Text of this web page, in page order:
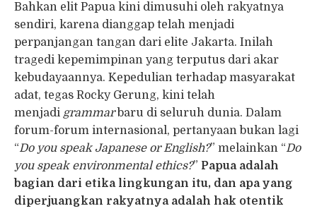
Bahkan elit Papua kini dimusuhi oleh rakyatnya
sendiri, karena dianggap telah menjadi
perpanjangan tangan dari elite Jakarta. Inilah
tragedi kepemimpinan yang terputus dari akar
kebudayaannya. Kepedulian terhadap masyarakat
adat, tegas Rocky Gerung, kini telah
menjadi grammarbaru di seluruh dunia. Dalam
forum-forum internasional, pertanyaan bukan lagi
“Do you speak Japanese or English?” melainkan “Do
you speak environmental ethics?” Papua adalah
bagian dari etika lingkungan itu, dan apa yang
diperjuangkan rakyatnya adalah hak otentik